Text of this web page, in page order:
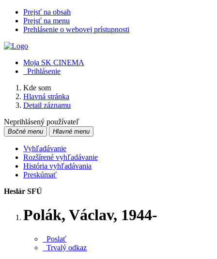
Prejsť na obsah
Prejsť na menu
Prehlásenie o webovej prístupnosti
Moja SK CINEMA
Prihlásenie
Kde som
Hlavná stránka
Detail záznamu
Neprihlásený používateľ
Bočné menu Hlavné menu
Vyhľadávanie
Rozšírené vyhľadávanie
História vyhľadávania
Preskúmať
Heslár SFÚ
Polák, Václav, 1944-
Poslať
Trvalý odkaz